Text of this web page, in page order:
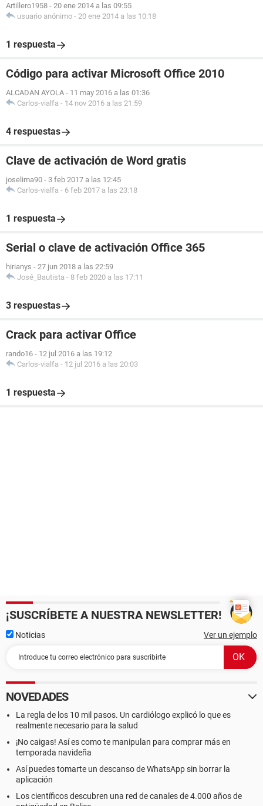
Artillero1958 - 20 ene 2014 a las 09:55
usuario anónimo - 20 ene 2014 a las 10:18
1 respuesta
Código para activar Microsoft Office 2010
ALCADAN AYOLA - 11 may 2016 a las 01:36
Carlos-vialfa - 14 nov 2016 a las 21:59
4 respuestas
Clave de activación de Word gratis
joselima90 - 3 feb 2017 a las 12:45
Carlos-vialfa - 6 feb 2017 a las 23:18
1 respuesta
Serial o clave de activación Office 365
hirianys - 27 jun 2018 a las 22:59
José_Bautista - 8 feb 2020 a las 17:11
3 respuestas
Crack para activar Office
rando16 - 12 jul 2016 a las 19:12
Carlos-vialfa - 12 jul 2016 a las 20:03
1 respuesta
¡SUSCRÍBETE A NUESTRA NEWSLETTER!
Noticias Ver un ejemplo
NOVEDADES
La regla de los 10 mil pasos. Un cardiólogo explicó lo que es
realmente necesario para la salud
¡No caigas! Así es como te manipulan para comprar más en
temporada navideña
Así puedes tomarte un descanso de WhatsApp sin borrar la
aplicación
Los científicos descubren una red de canales de 4.000 años de